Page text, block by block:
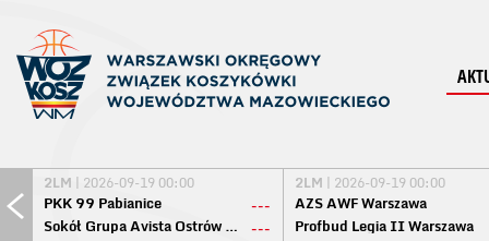
2LM | 2026-09-19 00:00
PKK 99 Pabianice
---
Sokół Grupa Avista Ostrów Maz. ---
2LM | 2026-09-19 00:00
AZS AWF Warszawa
Profbud Legia II Warszawa